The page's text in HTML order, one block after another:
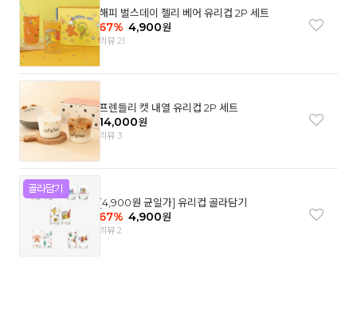
해피 벌스데이 젤리 베어 유리컵 2P 세트
67% 4,900원
리뷰 21
프렌들리 캣 내열 유리컵 2P 세트
14,000원
리뷰 3
[4,900원 균일가] 유리컵 골라담기
67% 4,900원
리뷰 2